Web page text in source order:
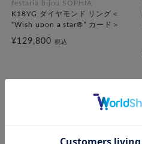
festaria bijou SOPHIA
K18YG ダイヤモンド リング＜
“Wish upon a star®” カード＞
¥129,800 税込